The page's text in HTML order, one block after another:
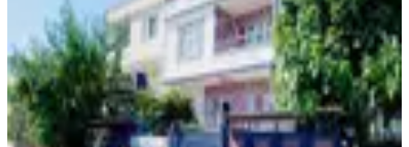
7.300.000 ₺
GÜMÜŞ GAYRİMENKULNİYAZİ KILIÇSALLAYAN
Ara